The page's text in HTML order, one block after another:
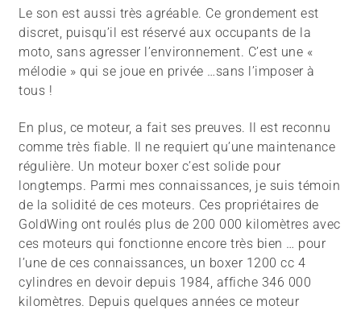
Le son est aussi très agréable. Ce grondement est
discret, puisqu’il est réservé aux occupants de la
moto, sans agresser l’environnement. C’est une «
mélodie » qui se joue en privée …sans l’imposer à
tous !
En plus, ce moteur, a fait ses preuves. Il est reconnu
comme très fiable. Il ne requiert qu’une maintenance
régulière. Un moteur boxer c’est solide pour
longtemps. Parmi mes connaissances, je suis témoin
de la solidité de ces moteurs. Ces propriétaires de
GoldWing ont roulés plus de 200 000 kilomètres avec
ces moteurs qui fonctionne encore très bien … pour
l’une de ces connaissances, un boxer 1200 cc 4
cylindres en devoir depuis 1984, affiche 346 000
kilomètres. Depuis quelques années ce moteur